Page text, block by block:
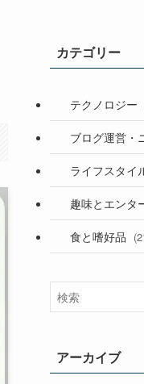
カテゴリー
テクノロジー
(36)
(187)
(53)
ブログ運営・
(118)
(181)
ライフスタイ
(394)
(33)
趣味とエンタ
(56)
食と嗜好品
アーカイブ